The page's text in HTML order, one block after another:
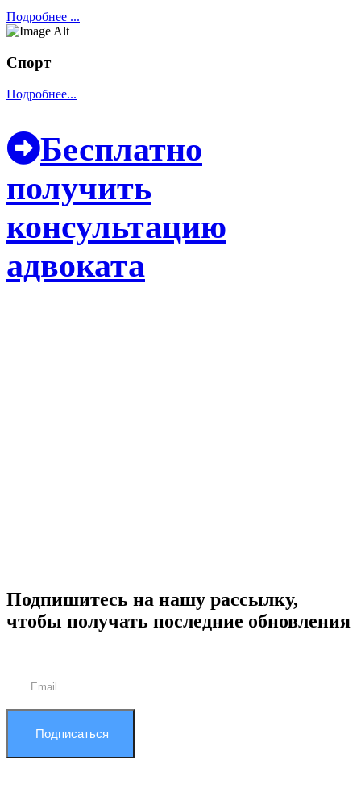
Подробнее ...
Спорт
Подробнее...
Бесплатно
получить
консультацию
адвоката
Подпишитесь на нашу рассылку,
чтобы получать последние обновления
Подписаться